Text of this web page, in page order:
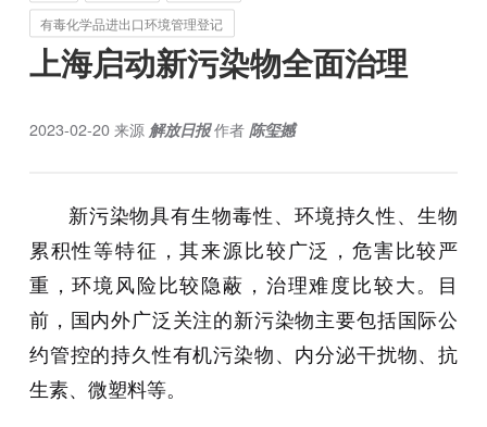
有毒化学品进出口环境管理登记
上海启动新污染物全面治理
2023-02-20 来源 解放日报 作者 陈玺撼
新污染物具有生物毒性、环境持久性、生物
累积性等特征，其来源比较广泛，危害比较严
重，环境风险比较隐蔽，治理难度比较大。目
前，国内外广泛关注的新污染物主要包括国际公
约管控的持久性有机污染物、内分泌干扰物、抗
生素、微塑料等。